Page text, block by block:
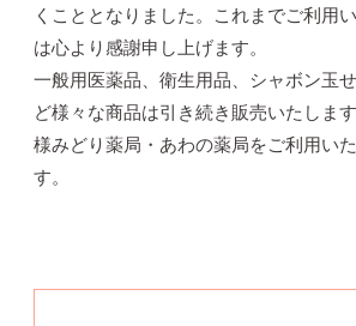
くこととなりました。これまでご利用
は心より感謝申し上げます。
一般用医薬品、衛生用品、シャボン玉
ど様々な商品は引き続き販売いたしま
様みどり薬局・あわの薬局をご利用い
す。